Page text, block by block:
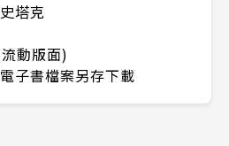
塔克
動版面)
子書檔案另存下載